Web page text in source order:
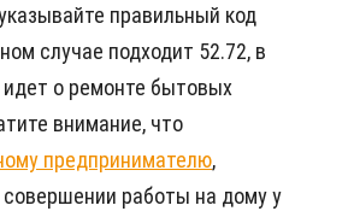
правильный код
случае подходит 52.72, в
идет о ремонте бытовых
внимание, что
предпринимателю,
совершении работы на дому у